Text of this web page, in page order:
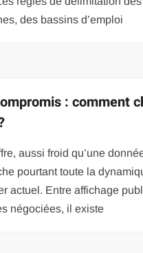
des bassins d’emploi
: comment
aussi froid qu’une
pourtant toute la
actuel. Entre affichage
négociées, il existe